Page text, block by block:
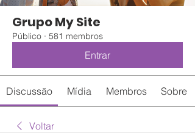
Grupo My Site
Público · 581 membros
Entrar
Discussão Mídia Membros Sobre
Voltar